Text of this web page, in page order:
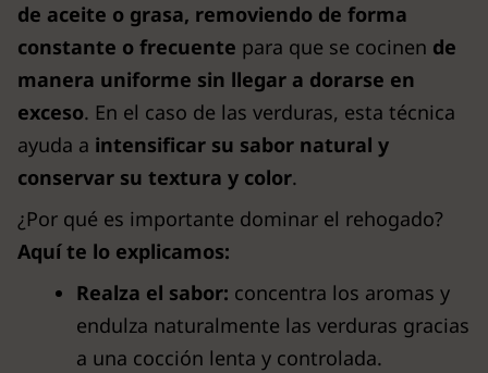
de aceite o grasa, removiendo de forma
constante o frecuente para que se cocinen de
manera uniforme sin llegar a dorarse en
exceso. En el caso de las verduras, esta técnica
ayuda a intensificar su sabor natural y
conservar su textura y color.
¿Por qué es importante dominar el rehogado?
Aquí te lo explicamos:
Realza el sabor: concentra los aromas y
endulza naturalmente las verduras gracias
a una cocción lenta y controlada.